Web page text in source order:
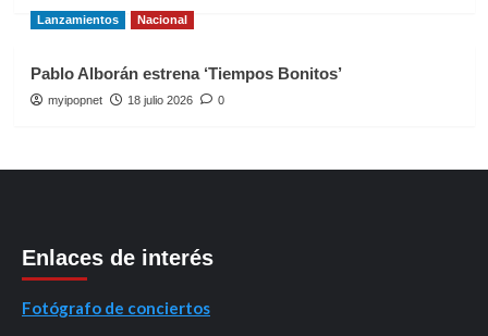
Lanzamientos Nacional
Pablo Alborán estrena ‘Tiempos Bonitos’
myipopnet 18 julio 2026 0
Enlaces de interés
Fotógrafo de conciertos